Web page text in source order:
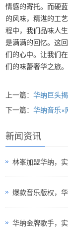
情感的寄托。而硬
的风味，精湛的工
程中，我们品味人
是满满的回忆。这
们的心中。让我们
们的味蕾奢华之旅。
上一篇：华纳巨头
下一篇：华纳音乐×
新闻资讯
林峯加盟华纳，
爆款音乐版权，
华纳金牌歌手，